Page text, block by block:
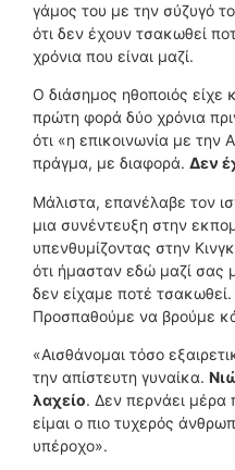
γάμος του με την σύζυγό
ότι δεν έχουν τσακωθεί
χρόνια που είναι μαζί.
Ο διάσημος ηθοποιός είχε
πρώτη φορά δύο χρόνια
ότι «η επικοινωνία με την
πράγμα, με διαφορά. Δεν
Μάλιστα, επανέλαβε τον
μια συνέντευξη στην
υπενθυμίζοντας στην
ότι ήμασταν εδώ μαζί σας
δεν είχαμε ποτέ
Προσπαθούμε να βρούμε
«Αισθάνομαι τόσο
την απίστευτη γυναίκα.
λαχείο. Δεν περνάει μέρα
είμαι ο πιο τυχερός
υπέροχο».